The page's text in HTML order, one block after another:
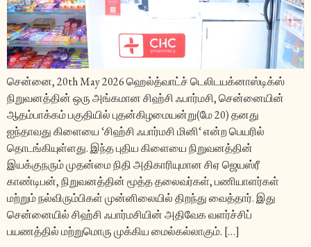
சென்னை, 20th May 2026 ஹெல்த்வாட்ச் டெலிடயக்னாஸ்டிக்ஸ்
நிறுவனத்தின் ஒரு அங்கமான சிஹ்சி ஃபார்மசி, சென்னையின்
ஆதம்பாக்கம் பகுதியில் புதன்கிழமையன்று(மே 20) தனது
ஐந்தாவது கிளையை ‘சிஹ்சி ஃபார்மசி மினி‘ என்ற பெயரில்
தொடங்கியுள்ளது. இந்த புதிய கிளையை நிறுவனத்தின்
இயக்குநரும் முதன்மை நிதி அதிகாரியுமான சிஏ ஜெயஸ்ரீ
காண்டிபன், நிறுவனத்தின் மூத்த தலைவர்கள், பணியாளர்கள்
மற்றும் நல்விரும்பிகள் முன்னிலையில் திறந்து வைத்தார். இது
சென்னையில் சிஹ்சி ஃபார்மசியின் அதிவேக வளர்ச்சிப்
பயணத்தில் மற்றுமொரு முக்கிய மைல்கல்லாகும். […]